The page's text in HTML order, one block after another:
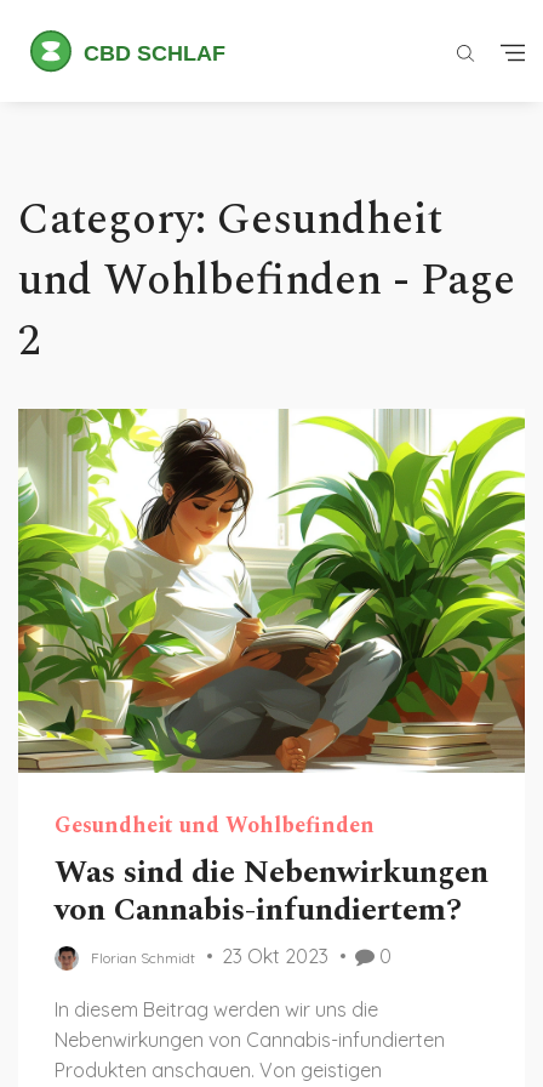
Category: Gesundheit
und Wohlbefinden - Page
2
Gesundheit und Wohlbefinden
Was sind die Nebenwirkungen
von Cannabis-infundiertem?
Florian Schmidt 23 Okt 2023 0
In diesem Beitrag werden wir uns die
Nebenwirkungen von Cannabis-infundierten
Produkten anschauen. Von geistigen